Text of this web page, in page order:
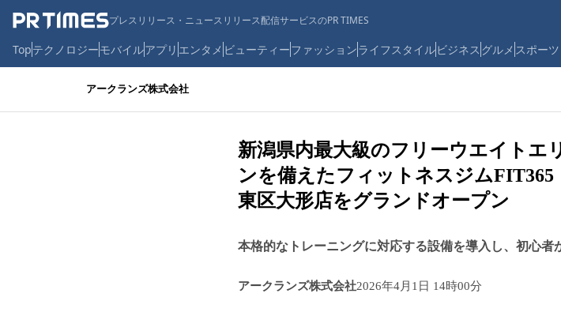
プレスリリース・ニュースリリース配信サービスのPR TIMES
Topテクノロジーモバイルアプリ エンタメ ビューティーファッションライフスタイルビジネス グルメ スポーツ
アークランズ株式会社
新潟県内最大級のフリーウエイトエ
ンを備えたフィットネスジム
東区大形店をグランドオープン
本格的なトレーニングに対応する設備を導入し、初心者
アークランズ株式会社2026年4月1日 14時00分